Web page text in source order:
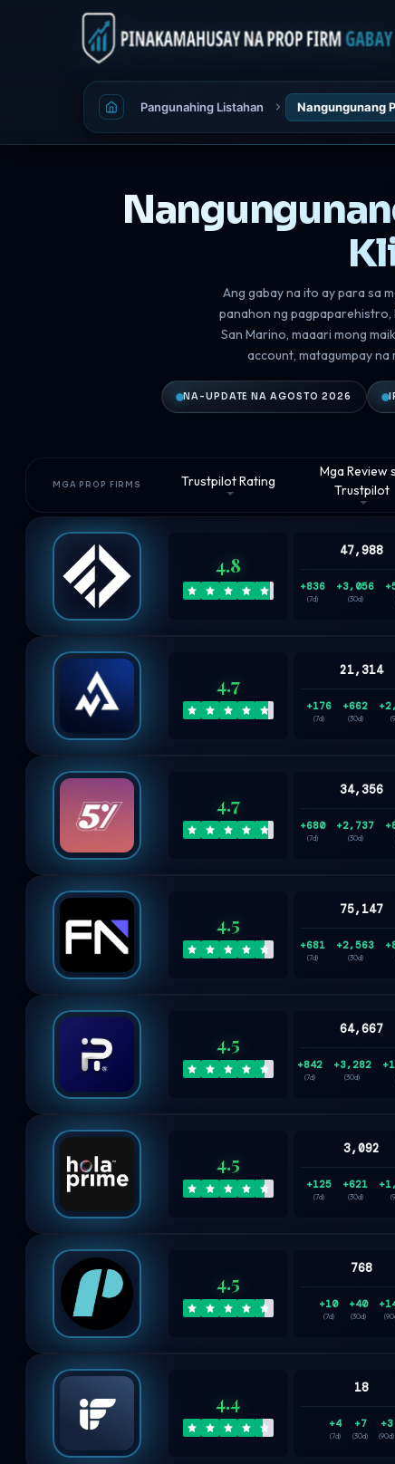
Pangunahing Listahan Nangungunang
Ang gabay na ito ay para sa
panahon ng pagpaparehistro,
San Marino, maaari mong
account, matagumpay
NA-UPDATE NA AGOSTO 2026
MGA PROP FIRMS Trustpilot Rating
Mga Review
Trustpilot
4.8
47,988
+836
(7d)
+3,056
(30d)
4.7
21,314
+176
(7d)
+662
(30d)
4.7
34,356
+680
(7d)
+2,737
(30d)
4.5
75,147
+681
(7d)
+2,563
(30d)
4.5
64,667
+842
(7d)
+3,282
(30d)
4.5
3,092
+125
(7d)
+621
(30d)
4.5
768
+10
(7d)
+40
(30d)
4.4
18
+4
(7d)
+7
(30d)
+3
(90d)